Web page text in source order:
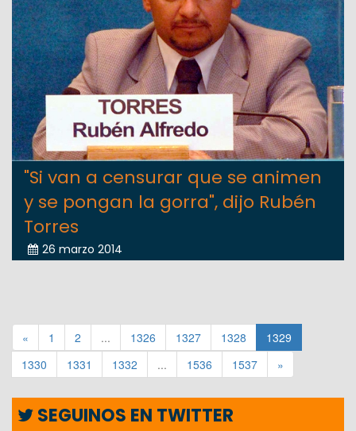
"Si van a censurar que se animen
y se pongan la gorra", dijo Rubén
Torres
26 marzo 2014
« 1 2 ... 1326 1327 1328
1329
1330
1331 1332 ... 1536 1537 »
SEGUINOS EN TWITTER